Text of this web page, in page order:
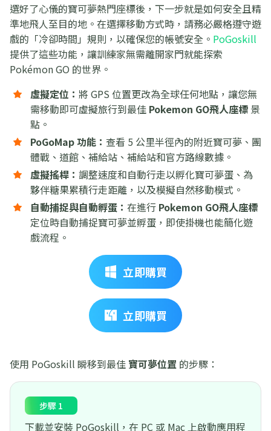
選好了心儀的寶可夢熱門座標後，下一步就是如何安全且精
準地飛人至目的地。在選擇移動方式時，請務必嚴格遵守遊
戲的「冷卻時間」規則，以確保您的帳號安全。 PoGoskill
提供了這些功能，讓訓練家無需離開家門就能探索
Pokémon GO 的世界。
虛擬定位： 將 GPS 位置更改為全球任何地點，讓您無
需移動即可虛擬旅行到最佳 Pokemon GO飛人座標 景
點。
PoGoMap 功能： 查看 5 公里半徑內的附近寶可夢、團
體戰、道館、補給站、補給站和官方路線數據。
虛擬搖桿： 調整速度和自動行走以孵化寶可夢蛋、為
夥伴糖果累積行走距離，以及模擬自然移動模式。
自動捕捉與自動孵蛋： 在進行 Pokemon GO飛人座標
定位時自動捕捉寶可夢並孵蛋，即使掛機也能簡化遊
戲流程。
立即購買
立即購買
使用 PoGoskill 瞬移到最佳 寶可夢位置 的步驟：
步驟 1
下載並安裝 PoGoskill，在 PC 或 Mac 上啟動應用程